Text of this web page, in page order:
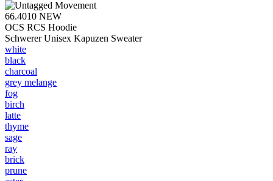
66.4010 NEW
OCS RCS Hoodie
Schwerer Unisex Kapuzen Sweater
white
black
charcoal
grey melange
fog
birch
latte
thyme
sage
ray
brick
prune